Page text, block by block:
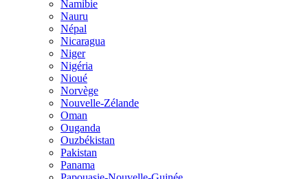
Namibie
Nauru
Népal
Nicaragua
Niger
Nigéria
Nioué
Norvège
Nouvelle-Zélande
Oman
Ouganda
Ouzbékistan
Pakistan
Panama